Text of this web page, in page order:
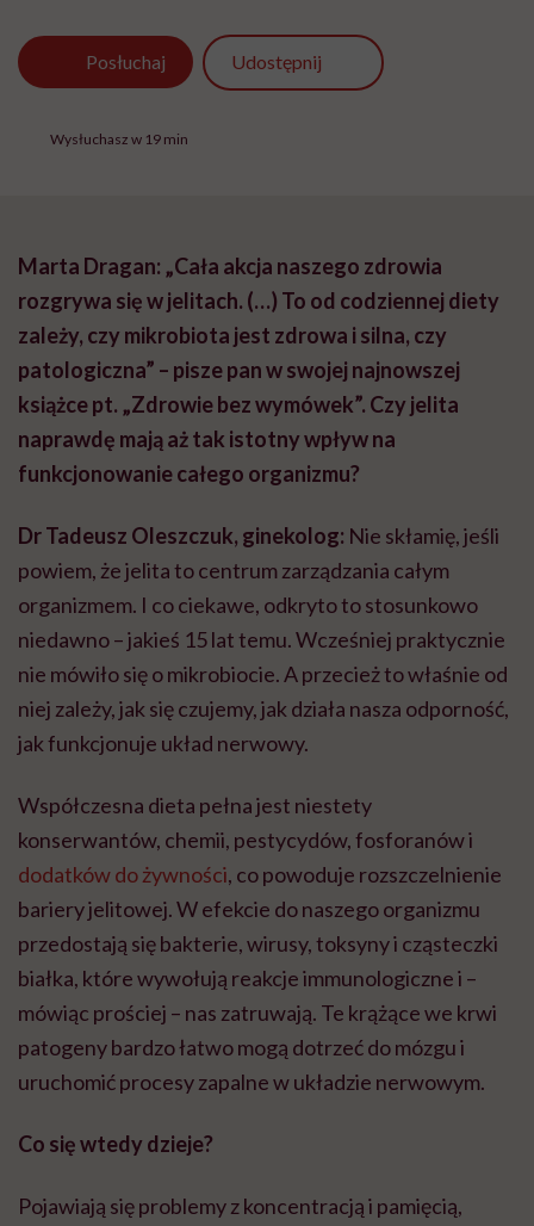
Posłuchaj Udostępnij
Wysłuchasz w 19 min
Marta Dragan: „Cała akcja naszego zdrowia
rozgrywa się w jelitach. (…) To od codziennej diety
zależy, czy mikrobiota jest zdrowa i silna, czy
patologiczna” – pisze pan w swojej najnowszej
książce pt. „Zdrowie bez wymówek”. Czy jelita
naprawdę mają aż tak istotny wpływ na
funkcjonowanie całego organizmu?
Dr Tadeusz Oleszczuk, ginekolog: Nie skłamię, jeśli
powiem, że jelita to centrum zarządzania całym
organizmem. I co ciekawe, odkryto to stosunkowo
niedawno – jakieś 15 lat temu. Wcześniej praktycznie
nie mówiło się o mikrobiocie. A przecież to właśnie od
niej zależy, jak się czujemy, jak działa nasza odporność,
jak funkcjonuje układ nerwowy.
Współczesna dieta pełna jest niestety
konserwantów, chemii, pestycydów, fosforanów i
dodatków do żywności, co powoduje rozszczelnienie
bariery jelitowej. W efekcie do naszego organizmu
przedostają się bakterie, wirusy, toksyny i cząsteczki
białka, które wywołują reakcje immunologiczne i –
mówiąc prościej – nas zatruwają. Te krążące we krwi
patogeny bardzo łatwo mogą dotrzeć do mózgu i
uruchomić procesy zapalne w układzie nerwowym.
Co się wtedy dzieje?
Pojawiają się problemy z koncentracją i pamięcią,